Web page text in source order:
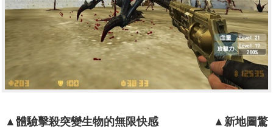
▲ 體驗擊殺突變生物的無限快感 ▲ 新地圖驚